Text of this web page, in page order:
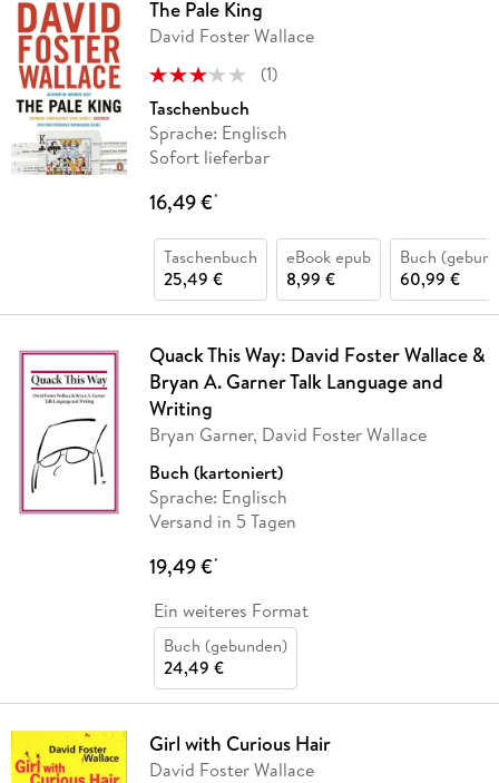
The Pale King
David Foster Wallace
(1)
Taschenbuch
Sprache: Englisch
Sofort lieferbar
16,49 €*
Taschenbuch
25,49 €
eBook epub
8,99 €
Buch
60,99 €
Quack This Way: David Foster Wallace &
Bryan A. Garner Talk Language and
Writing
Bryan Garner, David Foster Wallace
Buch (kartoniert)
Sprache: Englisch
Versand in 5 Tagen
19,49 €*
Ein weiteres Format
Buch (gebunden)
24,49 €
Girl with Curious Hair
David Foster Wallace